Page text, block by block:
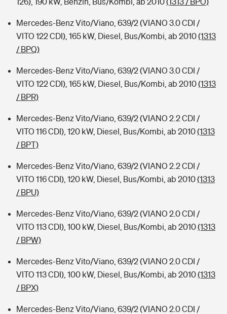
Mercedes-Benz Vito/Viano, 639/2 (VIANO 3.0 CDI /
VITO 122 CDI), 165 kW, Diesel, Bus/Kombi, ab 2010(1313
/ BPQ)
Mercedes-Benz Vito/Viano, 639/2 (VIANO 3.0 CDI /
VITO 122 CDI), 165 kW, Diesel, Bus/Kombi, ab 2010(1313
/ BPR)
Mercedes-Benz Vito/Viano, 639/2 (VIANO 2.2 CDI /
VITO 116 CDI), 120 kW, Diesel, Bus/Kombi, ab 2010(1313
/ BPT)
Mercedes-Benz Vito/Viano, 639/2 (VIANO 2.2 CDI /
VITO 116 CDI), 120 kW, Diesel, Bus/Kombi, ab 2010(1313
/ BPU)
Mercedes-Benz Vito/Viano, 639/2 (VIANO 2.0 CDI /
VITO 113 CDI), 100 kW, Diesel, Bus/Kombi, ab 2010(1313
/ BPW)
Mercedes-Benz Vito/Viano, 639/2 (VIANO 2.0 CDI /
VITO 113 CDI), 100 kW, Diesel, Bus/Kombi, ab 2010(1313
/ BPX)
Mercedes-Benz Vito/Viano, 639/2 (VIANO 2.0 CDI /